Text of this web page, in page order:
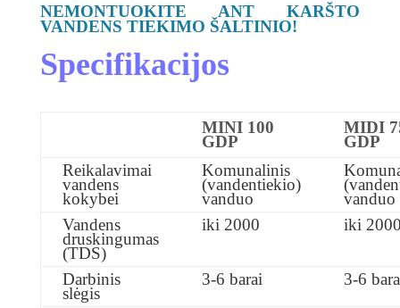
NEMONTUOKITE ANT KARŠTO
VANDENS TIEKIMO ŠALTINIO!
Specifikacijos
MINI 100
GDP
MIDI
GDP
Reikalavimai
vandens
kokybei
Komunalinis
(vandentiekio)
vanduo
vanduo
Vandens
druskingumas
(TDS)
iki 2000 iki
Darbinis
slėgis
3-6 barai 3-6